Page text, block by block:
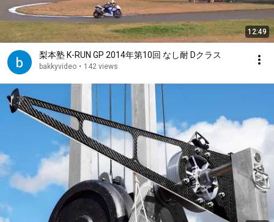
12:49
梨本塾 K-RUN GP 2014年第10回 なし耐 Dクラス
bakkyvideo • 142 views